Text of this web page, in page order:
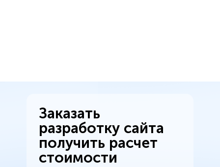
Заказать
разработку сайта
получить расчет
стоимости